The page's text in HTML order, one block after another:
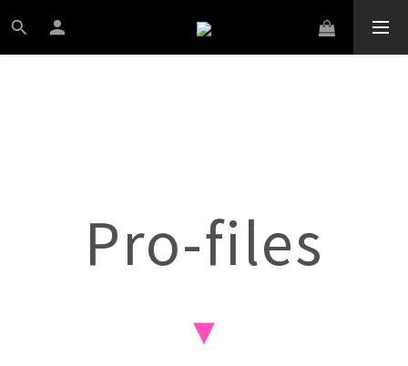
Pro-files
▾